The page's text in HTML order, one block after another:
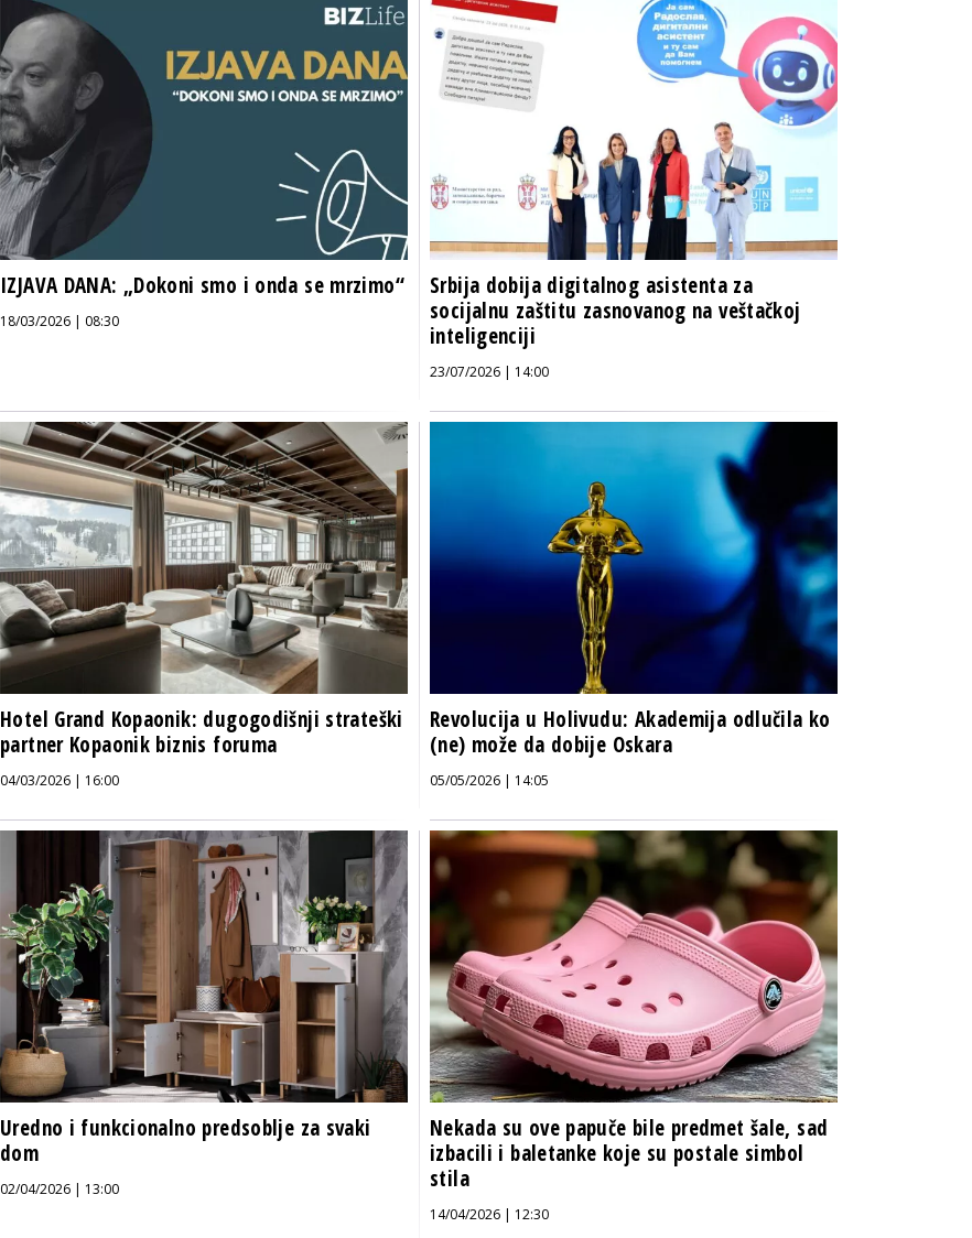
IZJAVA DANA: „Dokoni smo i onda se mrzimo“
18/03/2026 | 08:30
Srbija dobija digitalnog asistenta za
socijalnu zaštitu zasnovanog na veštačkoj
inteligenciji
23/07/2026 | 14:00
Hotel Grand Kopaonik: dugogodišnji strateški
partner Kopaonik biznis foruma
04/03/2026 | 16:00
Revolucija u Holivudu: Akademija odlučila ko
(ne) može da dobije Oskara
05/05/2026 | 14:05
Uredno i funkcionalno predsoblje za svaki
dom
02/04/2026 | 13:00
Nekada su ove papuče bile predmet šale, sad
izbacili i baletanke koje su postale simbol
stila
14/04/2026 | 12:30